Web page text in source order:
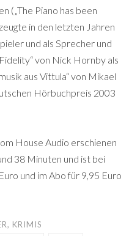
(„The Piano has been
in den letzten Jahren
und als Sprecher und
von Nick Hornby als
aus Vittula“ von Mikael
Hörbuchpreis 2003
House Audio erschienen
38 Minuten und ist bei
und im Abo für 9,95 Euro
, KRIMIS